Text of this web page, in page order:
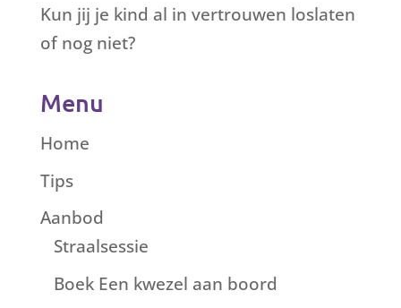
Kun jij je kind al in vertrouwen loslaten
of nog niet?
Menu
Home
Tips
Aanbod
Straalsessie
Boek Een kwezel aan boord